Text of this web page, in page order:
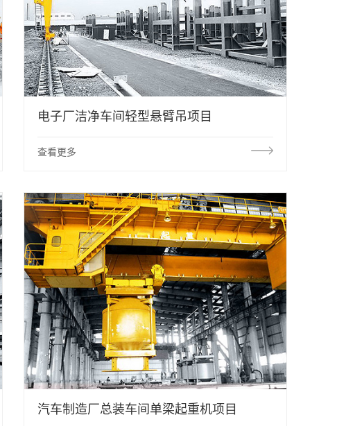
电子厂洁净车间轻型悬臂吊项目
查看更多
汽车制造厂总装车间单梁起重机项目